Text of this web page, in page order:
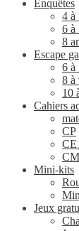
Enquêtes
4 à
6 à
8
Escape
6 à
8 à
10
Cahiers
CP
Mini-kits
Jeux